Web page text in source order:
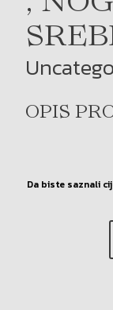
OPIS
Da biste saznali